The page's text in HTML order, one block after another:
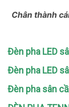
Chân thành
Đèn pha LED
Đèn pha LED
Đèn pha sân